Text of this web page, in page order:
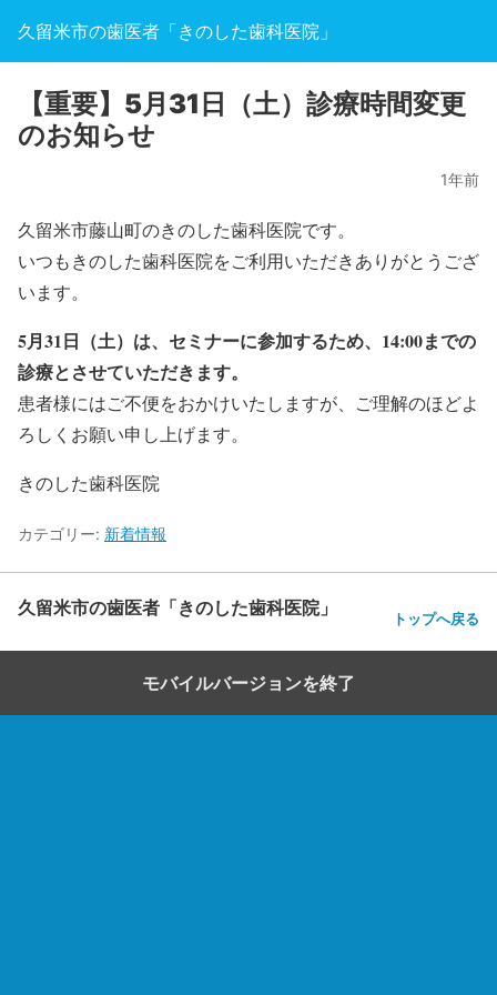
久留米市の歯医者「きのした歯科医院」
【重要】5月31日（土）診療時間変更
のお知らせ
1年前
久留米市藤山町のきのした歯科医院です。
いつもきのした歯科医院をご利用いただきありがとうござ
います。
5月31日（土）は、セミナーに参加するため、14:00までの
診療とさせていただきます。
患者様にはご不便をおかけいたしますが、ご理解のほどよ
ろしくお願い申し上げます。
きのした歯科医院
カテゴリー: 新着情報
久留米市の歯医者「きのした歯科医院」 トップへ戻る
モバイルバージョンを終了